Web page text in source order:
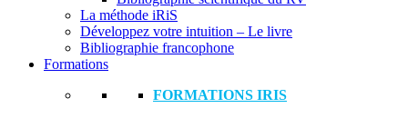
La méthode iRiS
Développez votre intuition – Le livre
Bibliographie francophone
Formations
FORMATIONS IRIS